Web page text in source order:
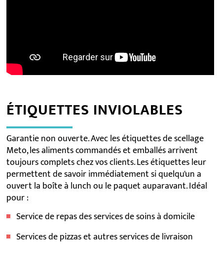
ÉTIQUETTES INVIOLABLES
Garantie non ouverte.Avec les étiquettes de scellage
Meto, les aliments commandés et emballés arrivent
toujours complets chez vos clients.Les étiquettes leur
permettent de savoir immédiatement si quelqu'un a
ouvert la boîte à lunch ou le paquet auparavant.Idéal
pour :
Service de repas des services de soins à domicile
Services de pizzas et autres services de livraison